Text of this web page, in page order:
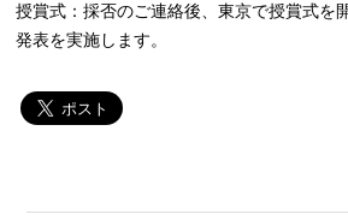
授賞式：採否のご連絡後、東京で授賞式を
発表を実施します。